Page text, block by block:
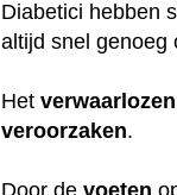
Diabetici hebben
altijd snel genoeg
Hetverwaarlozen
veroorzaken.
Door devoeten